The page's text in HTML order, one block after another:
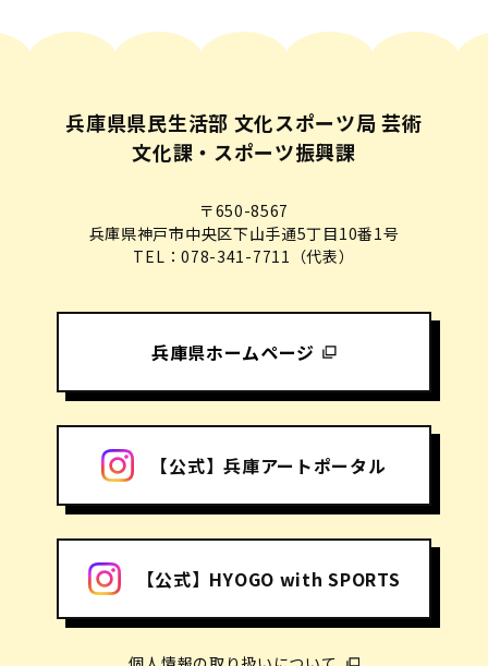
兵庫県県民生活部 文化スポーツ局 芸術
文化課・スポーツ振興課
〒650-8567
兵庫県神戸市中央区下山手通5丁目10番1号
TEL：078-341-7711（代表）
兵庫県ホームページ
【公式】兵庫アートポータル
【公式】HYOGO with SPORTS